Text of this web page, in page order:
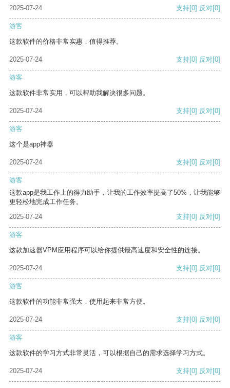
2025-07-24 支持[0] 反对[0]
游客
这款软件的价格非常实惠，值得推荐。
2025-07-24 支持[0] 反对[0]
游客
这款软件非常实用，可以帮助我解决很多问题。
2025-07-24 支持[0] 反对[0]
游客
这个是app神器
2025-07-24 支持[0] 反对[0]
游客
这款app是我工作上的得力助手，让我的工作效率提高了50%，让我能够
更轻松地完成工作任务。
2025-07-24
支持[0] 反对[0]
游客
这款加速器VPM应用程序可以给你提供最高速度和安全性的连接。
2025-07-24 支持[0] 反对[0]
游客
这款软件的功能非常强大，使用起来非常方便。
2025-07-24 支持[0] 反对[0]
游客
这款软件的学习方式非常灵活，可以根据自己的需求选择学习方式。
2025-07-24 支持[0] 反对[0]